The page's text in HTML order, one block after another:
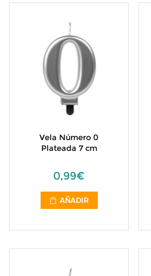
Vela Número 0
Plateada 7 cm
0,99€
AÑADIR